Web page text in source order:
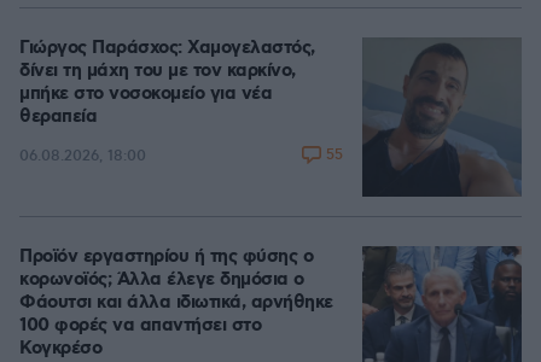
Γιώργος Παράσχος: Χαμογελαστός,
δίνει τη μάχη του με τον καρκίνο,
μπήκε στο νοσοκομείο για νέα
θεραπεία
06.08.2026, 18:00 55
Προϊόν εργαστηρίου ή της φύσης ο
κορωνοϊός; Άλλα έλεγε δημόσια ο
Φάουτσι και άλλα ιδιωτικά, αρνήθηκε
100 φορές να απαντήσει στο
Κογκρέσο